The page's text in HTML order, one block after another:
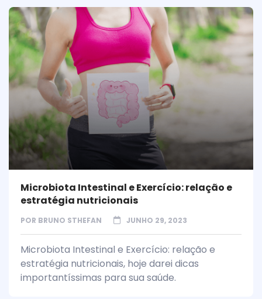
Microbiota Intestinal e Exercício: relação e
estratégia nutricionais
POR BRUNO STHEFAN JUNHO 29, 2023
Microbiota Intestinal e Exercício: relação e
estratégia nutricionais, hoje darei dicas
importantíssimas para sua saúde.